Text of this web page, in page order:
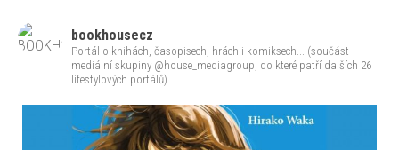
bookhousecz
Portál o knihách, časopisech, hrách i komiksech... (součást
mediální skupiny @house_mediagroup, do které patří dalších 26
lifestylových portálů)